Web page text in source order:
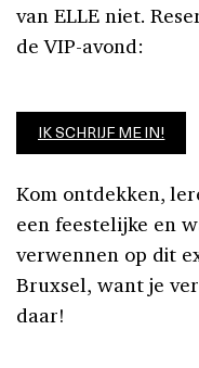
van ELLE niet.
de VIP-avond:
IK SCHRIJF ME IN!
Kom ontdekken,
een feestelijke en
verwennen op dit
Bruxsel, want je
daar!